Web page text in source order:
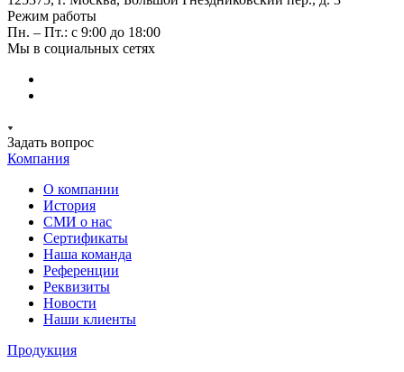
Режим работы
Пн. – Пт.: с 9:00 до 18:00
Мы в социальных сетях
Задать вопрос
Компания
О компании
История
СМИ о нас
Cертификаты
Наша команда
Референции
Реквизиты
Новости
Наши клиенты
Продукция